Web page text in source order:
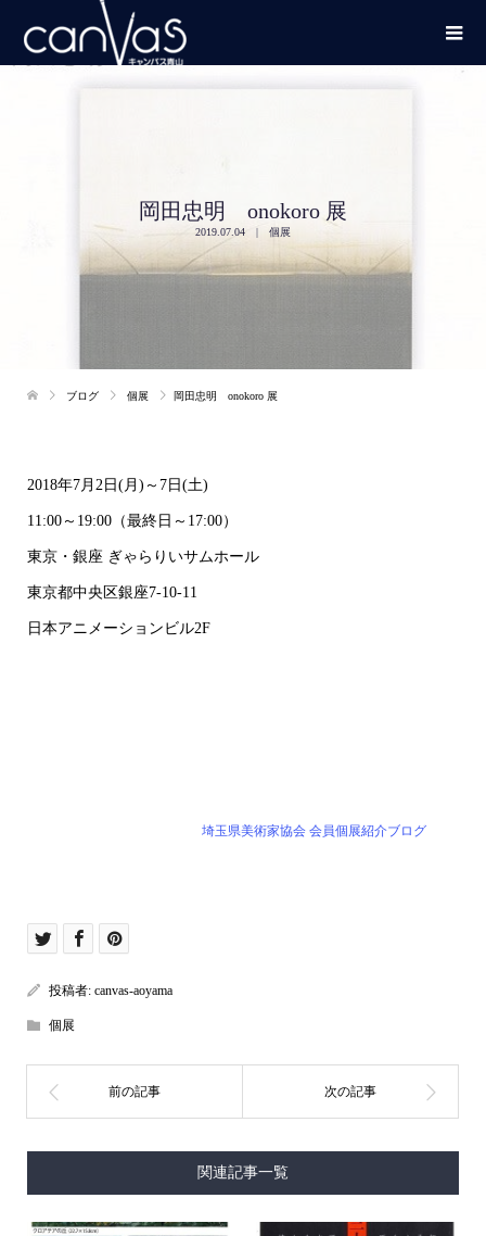
岡田忠明 onokoro 展
2019.07.04 個展
ブログ 個展 岡田忠明 onokoro 展
2018年7月2日(月)～7日(土)
11:00～19:00（最終日～17:00）
東京・銀座 ぎゃらりいサムホール
東京都中央区銀座7-10-11
日本アニメーションビル2F
埼玉県美術家協会 会員個展紹介ブログ
投稿者: canvas-aoyama
個展
関連記事一覧